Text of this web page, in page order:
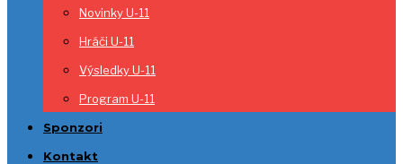
Novinky U-11
Hráči U-11
Výsledky U-11
Program U-11
Sponzori
Kontakt